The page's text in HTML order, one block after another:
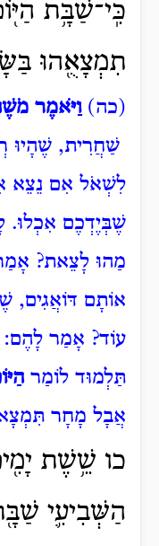
כִּֽי־שַׁבָּ֥ת
תִמְצָאֻ֖הוּ
(כה)וַיֹּאמֶר
שַׁחֲרִית, שֶׁהָיוּ
לִשְׁאֹל אִם נֵצֵא
שֶׁבְּיֶדְכֶם אִכְלוּ.
מַהוּ לָצֵאת?
אוֹתָם דּוֹאֲגִים,
עוֹד? אָמַר
תַּלְמוּד לוֹמַר
אֲבָל מָחָר
כו שֵׁ֥שֶׁת
הַשְּׁבִיעִ֛י